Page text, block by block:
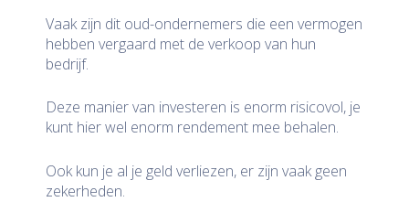
Vaak zijn dit oud-ondernemers die een vermogen
hebben vergaard met de verkoop van hun
bedrijf.
Deze manier van investeren is enorm risicovol, je
kunt hier wel enorm rendement mee behalen.
Ook kun je al je geld verliezen, er zijn vaak geen
zekerheden.